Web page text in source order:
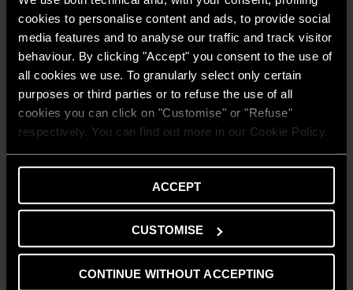
cookies to personalise content and ads, to provide social
media features and to analyse our traffic and track visitor
behaviour. By clicking "Accept" you consent to the use of
all cookies we use. To granularly select only certain
purposes or third parties or to refuse the use of all
cookies you can click on "Customise" or "Refuse"
respectively. You can find out more in our Cookie Policy.
ACCEPT
CUSTOMISE
CONTINUE WITHOUT ACCEPTING
Genus Premium Evo HP 85-150
DESCOPERĂ
Buffer pentru centrale Ariston
AFLĂ MAI MULTE